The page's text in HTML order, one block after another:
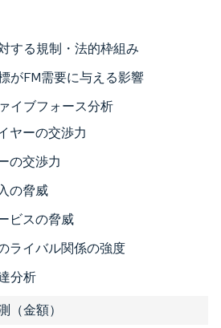
する規制・法的枠組み
がFM需要に与える影響
イブフォース分析
ヤーの交渉力
の交渉力
の脅威
ビスの脅威
ライバル関係の強度
分析
（金額）